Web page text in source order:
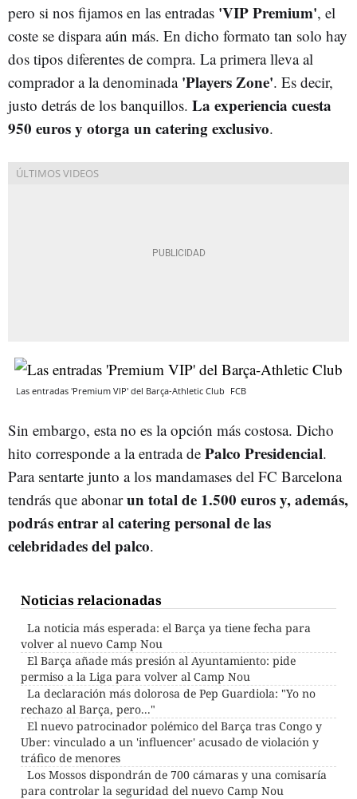
pero si nos fijamos en las entradas 'VIP Premium', el
coste se dispara aún más. En dicho formato tan solo hay
dos tipos diferentes de compra. La primera lleva al
comprador a la denominada 'Players Zone'. Es decir,
justo detrás de los banquillos. La experiencia cuesta
950 euros y otorga un catering exclusivo.
Las entradas 'Premium VIP' del Barça-Athletic Club FCB
Sin embargo, esta no es la opción más costosa. Dicho
hito corresponde a la entrada de Palco Presidencial.
Para sentarte junto a los mandamases del FC Barcelona
tendrás que abonarun total de 1.500 euros y, además,
podrás entrar al catering personal de las
celebridades del palco.
Noticias relacionadas
La noticia más esperada: el Barça ya tiene fecha para
volver al nuevo Camp Nou
El Barça añade más presión al Ayuntamiento: pide
permiso a la Liga para volver al Camp Nou
La declaración más dolorosa de Pep Guardiola: "Yo no
rechazo al Barça, pero..."
El nuevo patrocinador polémico del Barça tras Congo y
Uber: vinculado a un 'influencer' acusado de violación y
tráfico de menores
Los Mossos dispondrán de 700 cámaras y una comisaría
para controlar la seguridad del nuevo Camp Nou